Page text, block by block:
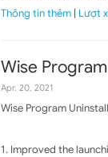
Thông tin thêm | Lượt
Wise
Apr. 20, 2021
Wise Program
1. Improved the